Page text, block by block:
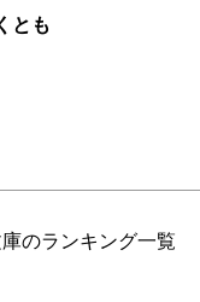
とも
のランキング一覧